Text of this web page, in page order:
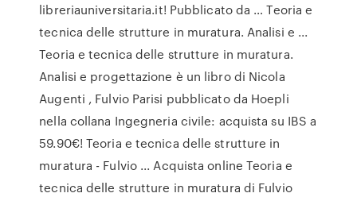
libreriauniversitaria.it! Pubblicato da … Teoria e
tecnica delle strutture in muratura. Analisi e ...
Teoria e tecnica delle strutture in muratura.
Analisi e progettazione è un libro di Nicola
Augenti , Fulvio Parisi pubblicato da Hoepli
nella collana Ingegneria civile: acquista su IBS a
59.90€! Teoria e tecnica delle strutture in
muratura - Fulvio ... Acquista online Teoria e
tecnica delle strutture in muratura di Fulvio